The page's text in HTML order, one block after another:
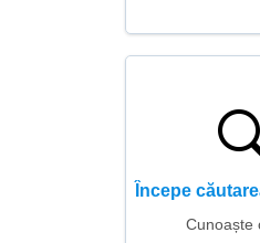
Începe
Cunoaște